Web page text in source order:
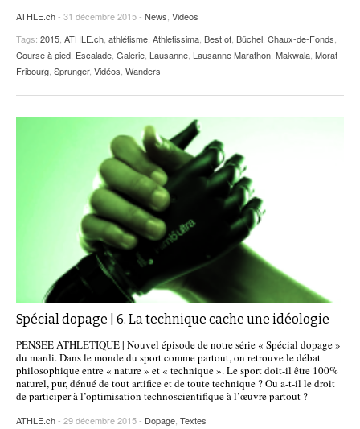
ATHLE.ch- 31 décembre 2015 - News Videos
Tags: 2015 ATHLE.ch athlétisme Athletissima Best of Büchel Chaux-de-Fonds
Course à pied Escalade Galerie Lausanne Lausanne Marathon Makwala Morat-
Fribourg Sprunger, Vidéos Wanders
Spécial dopage | 6. La technique cache une idéologie
PENSÉE ATHLÉTIQUE | Nouvel épisode de notre série « Spécial dopage »
du mardi. Dans le monde du sport comme partout, on retrouve le débat
philosophique entre « nature » et « technique ». Le sport doit-il être 100%
naturel, pur, dénué de tout artifice et de toute technique ? Ou a-t-il le droit
de participer à l’optimisation technoscientifique à l’œuvre partout ?
ATHLE.ch- 29 décembre 2015 - Dopage Textes